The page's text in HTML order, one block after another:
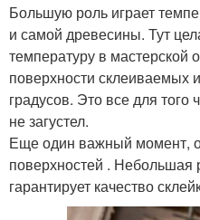
Большую роль играет
и самой древесины. Тут
температуру в мастерской
поверхности склеиваемых
градусов. Это все для
не загустел.
Еще один важный момент,
поверхностей . Небольшая
гарантирует качество